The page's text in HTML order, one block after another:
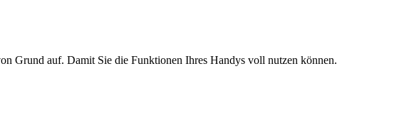
Grund auf. Damit Sie die Funktionen Ihres Handys voll nutzen können.